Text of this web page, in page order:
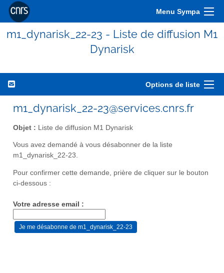
Menu Sympa
m1_dynarisk_22-23 - Liste de diffusion M1
Dynarisk
Options de liste
m1_dynarisk_22-23@services.cnrs.fr
Objet : Liste de diffusion M1 Dynarisk
Vous avez demandé à vous désabonner de la liste
m1_dynarisk_22-23.
Pour confirmer cette demande, prière de cliquer sur le bouton
ci-dessous :
Votre adresse email :